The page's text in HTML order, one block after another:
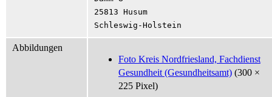
25813 Husum
Schleswig-Holstein
Abbildungen
Foto Kreis Nordfriesland, Fachdienst
Gesundheit (Gesundheitsamt) (300 ×
225 Pixel)